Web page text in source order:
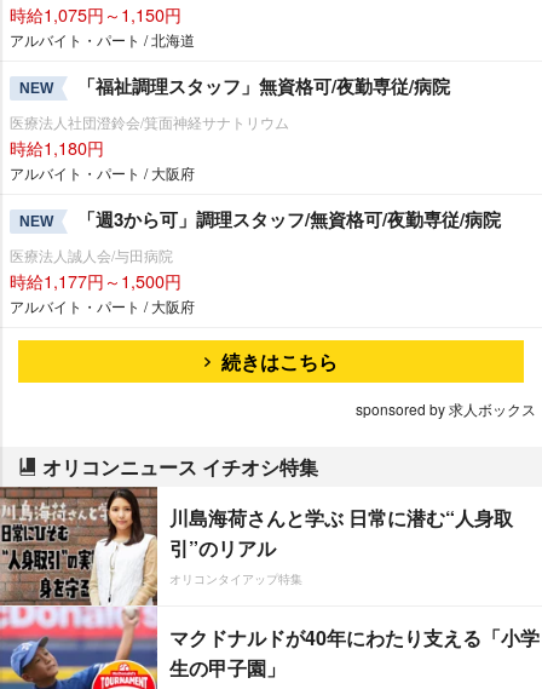
時給1,075円～1,150円
アルバイト・パート / 北海道
NEW 「福祉調理スタッフ」無資格可/夜勤専従/病院
医療法人社団澄鈴会/箕面神経サナトリウム
時給1,180円
アルバイト・パート / 大阪府
NEW 「週3から可」調理スタッフ/無資格可/夜勤専従/病院
医療法人誠人会/与田病院
時給1,177円～1,500円
アルバイト・パート / 大阪府
続きはこちら
sponsored by 求人ボックス
オリコンニュース イチオシ特集
川島海荷さんと学ぶ 日常に潜む“人身取
引”のリアル
オリコンタイアップ特集
マクドナルドが40年にわたり支える「小学
生の甲子園」